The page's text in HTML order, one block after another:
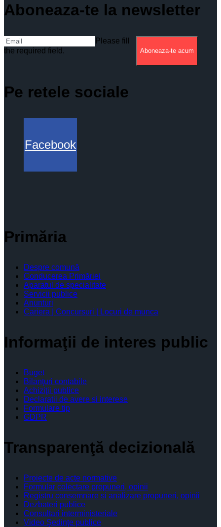
Aboneaza-te la newsletter
Please fill
the required field.
Aboneaza-te acum
Pe retele sociale
Facebook
Primăria
Despre comună
Conducerea Primăriei
Aparatul de specialitate
Servicii publice
Anunturi
Cariera | Concursuri | Locuri de munca
Informaţii de interes public
Buget
Bilanţuri contabile
Achiziţii publice
Declaratii de avere si interese
Formulare tip
GDPR
Transparenţă decizională
Proiecte de acte normative
Formular colectare propuneri, opinii
Registru consemnare si analizare propuneri, opinii
Dezbateri publice
Consultari interministeriale
Video Şedinţe publice